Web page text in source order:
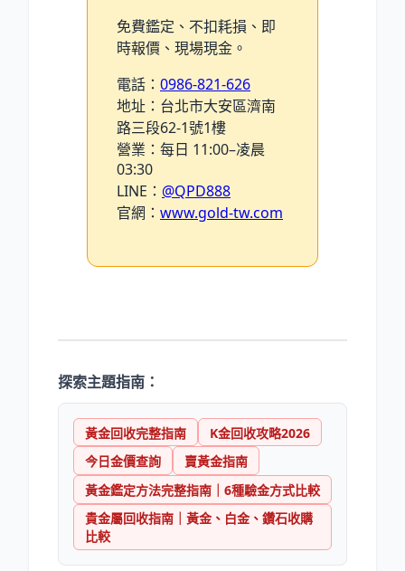
免費鑑定、不扣耗損、即
時報價、現場現金。
電話： 0986-821-626
地址：台北市大安區濟南
路三段62-1號1樓
營業：每日 11:00–凌晨
03:30
LINE： @QPD888
官網： www.gold-tw.com
探索主題指南：
黃金回收完整指南
K金回收攻略2026
今日金價查詢
賣黃金指南
黃金鑑定方法完整指南｜6種驗金方式比較
貴金屬回收指南｜黃金、白金、鑽石收購
比較